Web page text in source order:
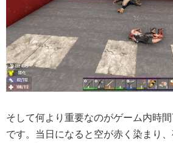
そして何より重要なのがゲーム内時
です。当日になると空が赤く染まり